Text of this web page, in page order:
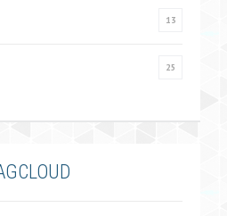
13
25